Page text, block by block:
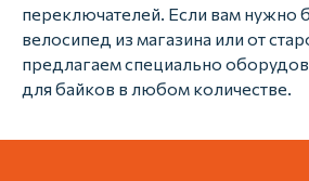
переключателей. Если вам нужно
велосипед из магазина или от
предлагаем специально
для байков в любом количестве.